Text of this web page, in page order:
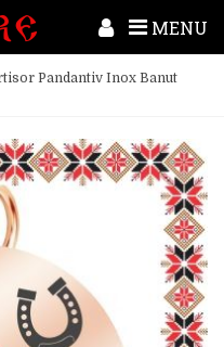
MENU
Pandantiv Inox Banut